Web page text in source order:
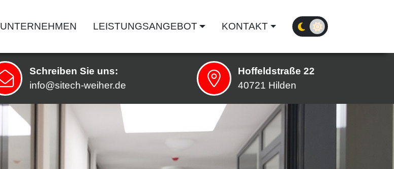
UNTERNEHMEN LEISTUNGSANGEBOT KONTAKT
Kontaktinformationen
Schreiben Sie uns:
info@sitech-weiher.de
Hoffeldstraße 22
40721 Hilden